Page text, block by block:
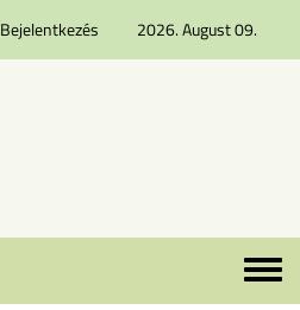
2026. August 09.
Bejelentkezés
Toggle